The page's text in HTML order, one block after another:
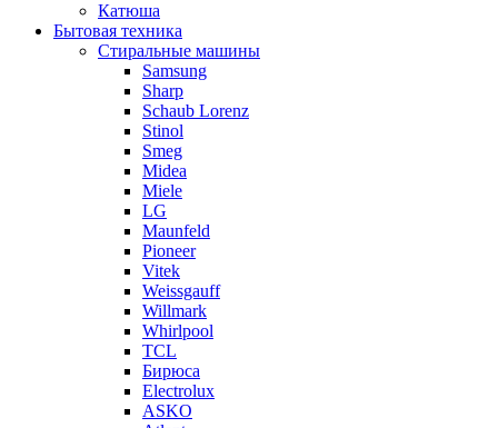
Катюша
Бытовая техника
Стиральные машины
Samsung
Sharp
Schaub Lorenz
Stinol
Smeg
Midea
Miele
LG
Maunfeld
Pioneer
Vitek
Weissgauff
Willmark
Whirlpool
TCL
Бирюса
Electrolux
ASKO